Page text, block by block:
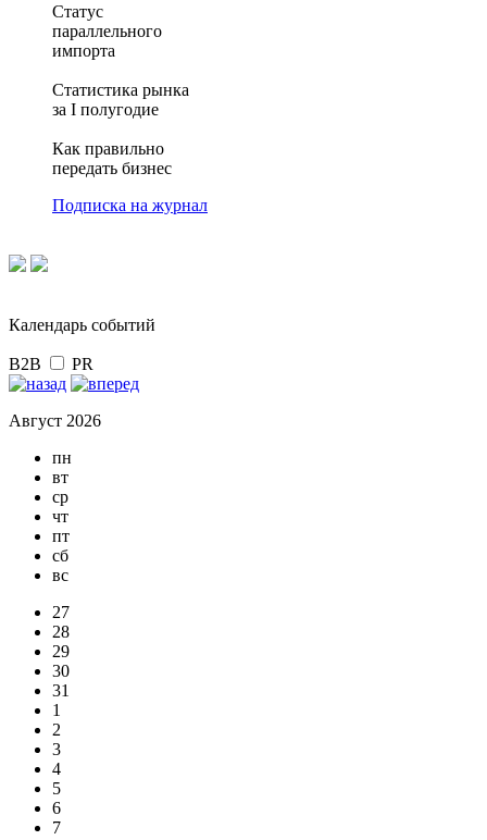
Статус
параллельного
импорта
Статистика рынка
за I полугодие
Как правильно
передать бизнес
Подписка на журнал
Календарь событий
B2B PR
Август 2026
пн
вт
ср
чт
пт
сб
вс
27
28
29
30
31
1
2
3
4
5
6
7